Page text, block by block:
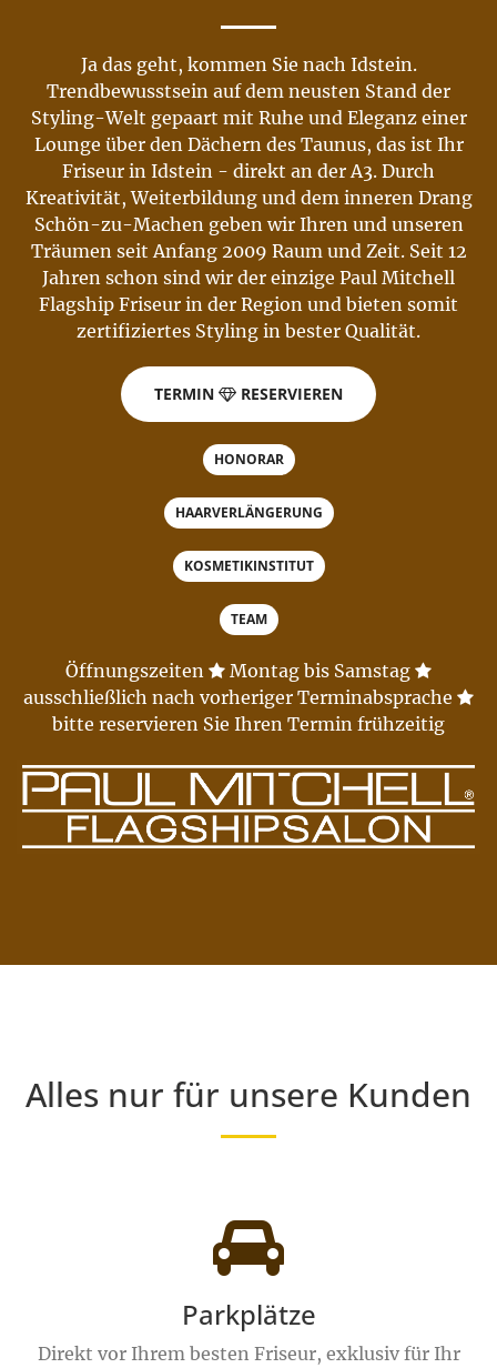
Ja das geht, kommen Sie nach Idstein.
Trendbewusstsein auf dem neusten Stand der
Styling-Welt gepaart mit Ruhe und Eleganz einer
Lounge über den Dächern des Taunus, das ist Ihr
Friseur in Idstein - direkt an der A3. Durch
Kreativität, Weiterbildung und dem inneren Drang
Schön-zu-Machen geben wir Ihren und unseren
Träumen seit Anfang 2009 Raum und Zeit. Seit 12
Jahren schon sind wir der einzige Paul Mitchell
Flagship Friseur in der Region und bieten somit
zertifiziertes Styling in bester Qualität.
TERMIN RESERVIEREN
HONORAR
HAARVERLÄNGERUNG
KOSMETIKINSTITUT
TEAM
Öffnungszeiten
Montag bis Samstag
ausschließlich nach vorheriger Terminabsprache
bitte reservieren Sie Ihren Termin frühzeitig
Alles nur für unsere Kunden
Parkplätze
Direkt vor Ihrem besten Friseur, exklusiv für Ihr